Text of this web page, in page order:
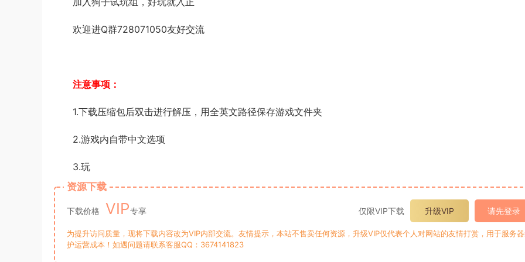
欢迎进Q群728071050友好交流
注意事项：
1.下载压缩包后双击进行解压，用全英文路径保存游戏文件夹
2.游戏内自带中文选项
3.玩
资源下载
下载价格 VIP专享 仅限VIP下载 升级VIP 请先登录
为提升访问质量，现将下载内容改为VIP内部交流。友情提示，本站不售卖任何资源，升级VIP仅代表个人对网站的友情打赏，用于服务
护运营成本！如遇问题请联系客服QQ：3674141823